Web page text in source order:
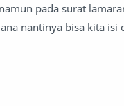
pada surat
nantinya bisa kita isi